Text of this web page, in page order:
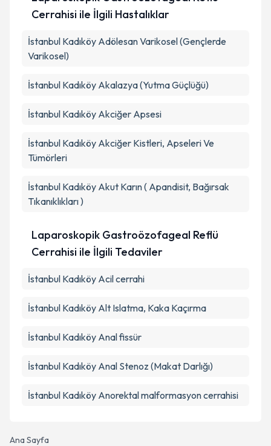
Ana Sayfa
Cerrahisi ile İlgili Hastalıklar
İstanbul Kadıköy Adölesan Varikosel (Gençlerde
Varikosel)
İstanbul Kadıköy Akalazya (Yutma Güçlüğü)
İstanbul Kadıköy Akciğer Apsesi
İstanbul Kadıköy Akciğer Kistleri, Apseleri Ve
Tümörleri
İstanbul Kadıköy Akut Karın ( Apandisit, Bağırsak
Tıkanıklıkları )
Laparoskopik Gastroözofageal Reflü
Cerrahisi ile İlgili Tedaviler
İstanbul Kadıköy Acil cerrahi
İstanbul Kadıköy Alt Islatma, Kaka Kaçırma
İstanbul Kadıköy Anal fissür
İstanbul Kadıköy Anal Stenoz (Makat Darlığı)
İstanbul Kadıköy Anorektal malformasyon cerrahisi